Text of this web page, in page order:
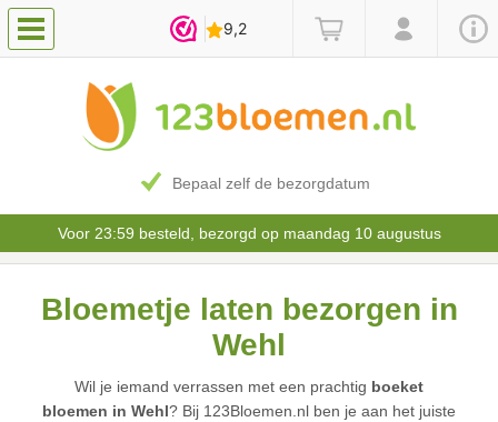
Bepaal zelf de bezorgdatum
Voor 23:59 besteld, bezorgd op maandag 10 augustus
Bloemetje laten bezorgen in
Wehl
Wil je iemand verrassen met een prachtig boeket
bloemen in Wehl? Bij 123Bloemen.nl ben je aan het juiste